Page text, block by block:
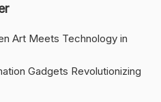
Art Meets Technology in
Gadgets Revolutionizing